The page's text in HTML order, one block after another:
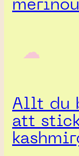
‎ ‎‎ ☁︎‎‎
Allt du
att